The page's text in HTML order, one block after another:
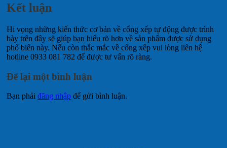
Kết luận
Hi vọng những kiến ​​thức cơ bản về cổng xếp tự động được trình
bày trên đây sẽ giúp bạn hiểu rõ hơn về sản phẩm được sử dụng
phổ biến này. Nếu còn thắc mắc về cổng xếp vui lòng liên hệ
hotline 0933 081 782 để được tư vấn rõ ràng.
Để lại một bình luận
Bạn phải đăng nhập để gửi bình luận.